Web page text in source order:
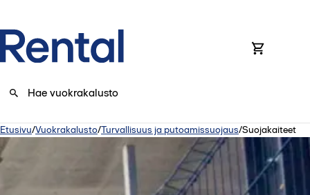
Etusivu/Vuokrakalusto/Turvallisuus ja putoamissuojaus/Suojakaiteet